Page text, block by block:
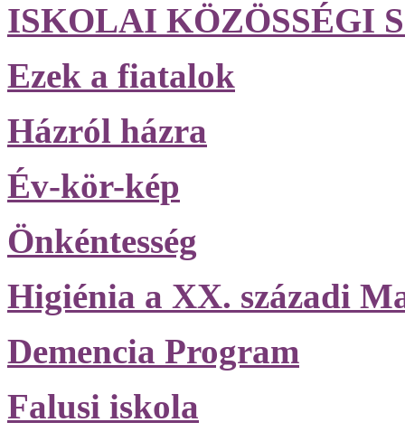
ISKOLAI KÖZÖSSÉGI
Ezek a fiatalok
Házról házra
Év-kör-kép
Önkéntesség
Higiénia a XX. századi
Demencia Program
Falusi iskola